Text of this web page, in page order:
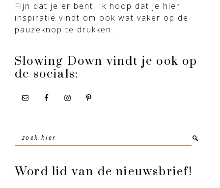
Fijn dat je er bent. Ik hoop dat je hier
inspiratie vindt om ook wat vaker op de
pauzeknop te drukken.
Slowing Down vindt je ook op
de socials:
Zoek
hier
Word lid van de nieuwsbrief!